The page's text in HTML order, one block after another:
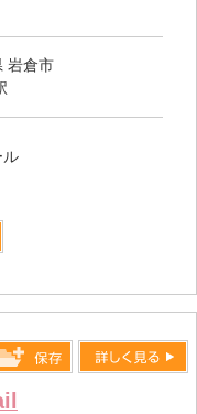
岩倉市
ル
リス